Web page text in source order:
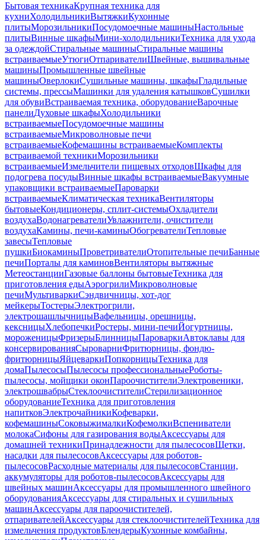
Бытовая техникаКрупная техника для
кухниХолодильникиВытяжкиКухонные
плитыМорозильникиПосудомоечные машиныНастольные
плитыВинные шкафыМини-холодильникиТехника для ухода
за одеждойСтиральные машиныСтиральные машины
встраиваемыеУтюгиОтпаривателиШвейные, вышивальные
машиныПромышленные швейные
машиныОверлокиСушильные машины, шкафыГладильные
системы, прессыМашинки для удаления катышковСушилки
для обувиВстраиваемая техника, оборудованиеВарочные
панелиДуховые шкафыХолодильники
встраиваемыеПосудомоечные машины
встраиваемыеМикроволновые печи
встраиваемыеКофемашины встраиваемыеКомплекты
встраиваемой техникиМорозильники
встраиваемыеИзмельчители пищевых отходовШкафы для
подогрева посудыВинные шкафы встраиваемыеВакуумные
упаковщики встраиваемыеПароварки
встраиваемыеКлиматическая техникаВентиляторы
бытовыеКондиционеры, сплит-системыОхладители
воздухаВодонагревателиУвлажнители, очистители
воздухаКамины, печи-каминыОбогревателиТепловые
завесыТепловые
пушкиБиокаминыПроветривателиОтопительные печиБанные
печиПорталы для каминовВентиляторы вытяжные
МетеостанцииГазовые баллоны бытовыеТехника для
приготовления едыАэрогрилиМикроволновые
печиМультиваркиСэндвичницы, хот-дог
мейкерыТостерыЭлектрогрили,
электрошашлычницыВафельницы, орешницы,
кексницыХлебопечкиРостеры, мини-печиЙогуртницы,
мороженицыФризерыБлинницыПароваркиАвтоклавы для
консервированияСыроварниФритюрницы, фондю-
фритюрницыЯйцеваркиПопкорницыТехника для
домаПылесосыПылесосы профессиональныеРоботы-
пылесосы, мойщики оконПароочистителиЭлектровеники,
электрошвабрыСтеклоочистителиСтерилизационное
оборудованиеТехника для приготовления
напитковЭлектрочайникиКофеварки,
кофемашиныСоковыжималкиКофемолкиВспениватели
молокаСифоны для газирования водыАксессуары для
домашней техникиПринадлежности для пылесосовЩетки,
насадки для пылесосовАксессуары для роботов-
пылесосовРасходные материалы для пылесосовСтанции,
аккумуляторы для роботов-пылесосовАксессуары для
швейных машинАксессуары для промышленного швейного
оборудованияАксессуары для стиральных и сушильных
машинАксессуары для пароочистителей,
отпаривателейАксессуары для стеклоочистителейТехника для
измельчения продуктовБлендерыКухонные комбайны,